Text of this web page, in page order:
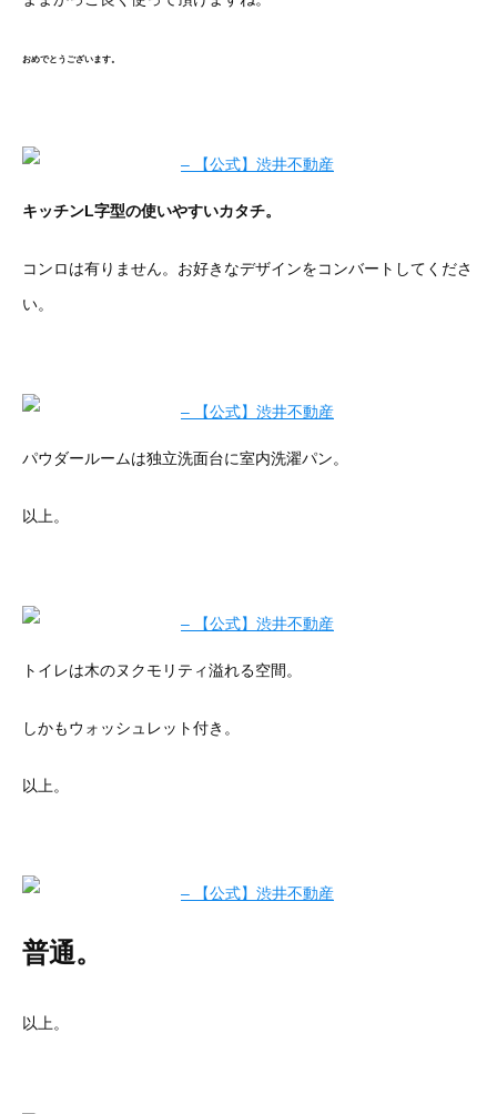
おめでとうございます。
キッチンL字型の使いやすいカタチ。
コンロは有りません。お好きなデザインをコンバートしてくださ
い。
パウダールームは独立洗面台に室内洗濯パン。
以上。
トイレは木のヌクモリティ溢れる空間。
しかもウォッシュレット付き。
以上。
普通。
以上。